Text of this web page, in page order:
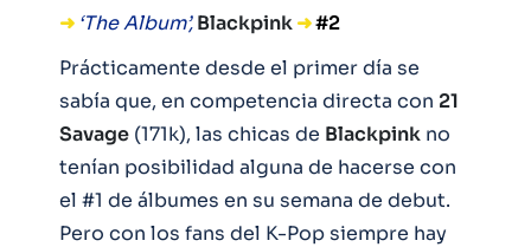
➜ ‘The Album’,Blackpink➜#2
Prácticamente desde el primer día se
sabía que, en competencia directa con 21
Savage (171k), las chicas de Blackpink no
tenían posibilidad alguna de hacerse con
el #1 de álbumes en su semana de debut.
Pero con los fans del K-Pop siempre hay